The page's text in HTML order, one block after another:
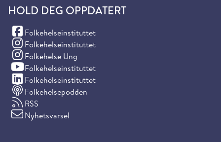
HOLD DEG OPPDATERT
Folkehelseinstituttet
(Facebook)
Folkehelseinstituttet
(Instagram)
Folkehelse Ung
(Instagram)
Folkehelseinstituttet
(YouTube)
Folkehelseinstituttet
(LinkedIn)
Folkehelsepodden
RSS
Nyhetsvarsel